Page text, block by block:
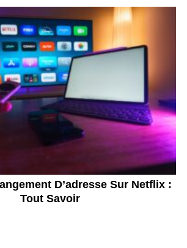
D’adresse Sur Netflix :
Tout Savoir